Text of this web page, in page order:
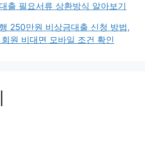
출 필요서류 상환방식 알아보기
250만원 비상금대출 신청 방법,
원 비대면 모바일 조건 확인